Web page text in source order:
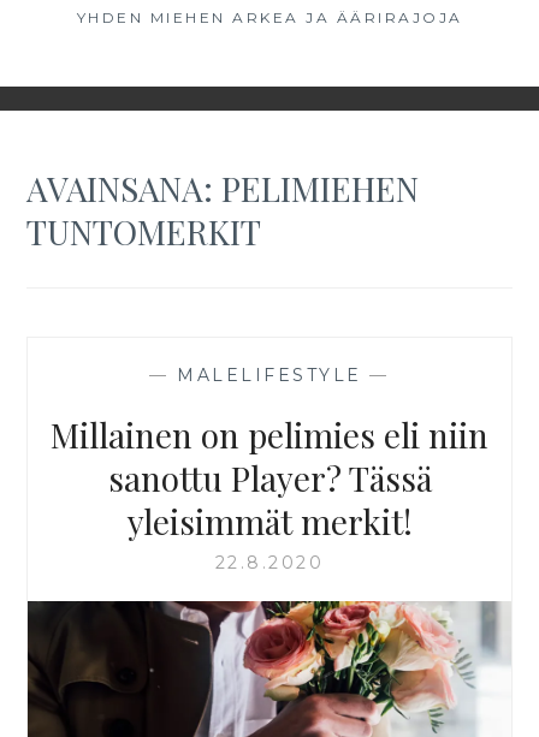
YHDEN MIEHEN ARKEA JA ÄÄRIRAJOJA
AVAINSANA:PELIMIEHEN
TUNTOMERKIT
— MALELIFESTYLE —
Millainen on pelimies eli niin
sanottu Player? Tässä
yleisimmät merkit!
22.8.2020